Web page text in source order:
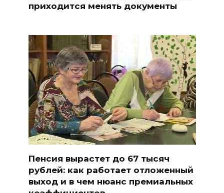
приходится менять документы
Пенсия вырастет до 67 тысяч
рублей: как работает отложенный
выход и в чем нюанс премиальных